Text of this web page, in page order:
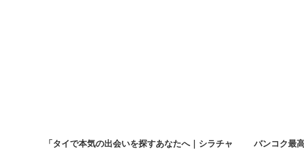
「タイで本気の出会いを探すあなたへ｜シラチャ
バンコク最